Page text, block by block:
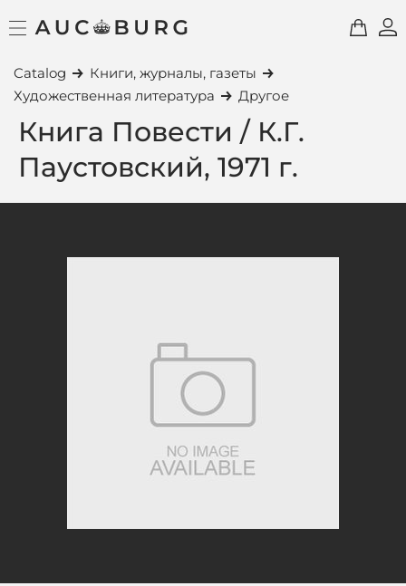
Catalog
Книги, журналы, газеты
Художественная литература
Другое
Книга Повести / К.Г.
Паустовский, 1971 г.